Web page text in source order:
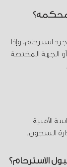
استرحام، وإذا
أو الجهة المختصة
فالدراسة الأمنية
السجون.
الاسترحام؟